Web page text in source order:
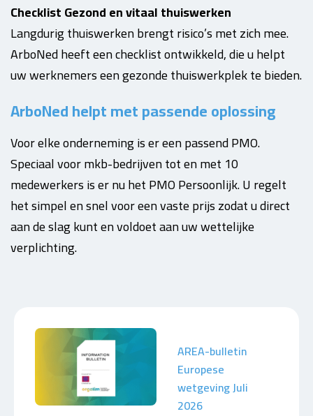
Checklist Gezond en vitaal thuiswerken
Langdurig thuiswerken brengt risico’s met zich mee.
ArboNed heeft een checklist ontwikkeld, die u helpt
uw werknemers een gezonde thuiswerkplek te bieden.
ArboNed helpt met passende oplossing
Voor elke onderneming is er een passend PMO.
Speciaal voor mkb-bedrijven tot en met 10
medewerkers is er nu het PMO Persoonlijk. U regelt
het simpel en snel voor een vaste prijs zodat u direct
aan de slag kunt en voldoet aan uw wettelijke
verplichting.
AREA-bulletin
Europese
wetgeving Juli
2026